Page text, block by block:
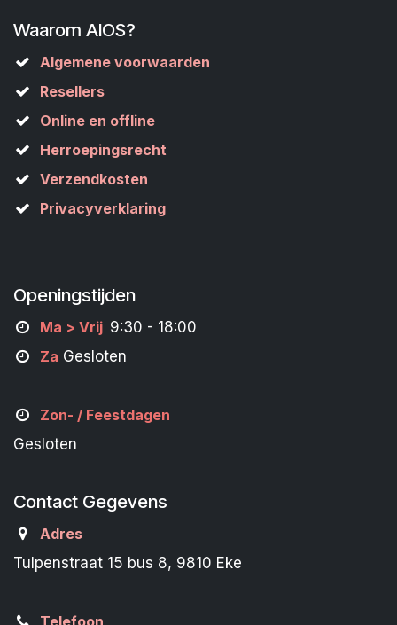
Waarom AIOS?
Algemene voorwaarden
Resellers
Online en offline
Herroepingsrecht
Verzendkosten
Privacyverklaring
Openingstijden
Ma > Vrij 9:30 - 18:00
Za Gesloten
Zon- / Feestdagen
Gesloten
Contact Gegevens
Adres
Tulpenstraat 15 bus 8, 9810 Eke
Telefoon